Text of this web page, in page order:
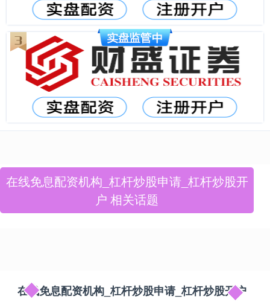
在线免息配资机构_杠杆炒股申请_杠杆炒股开
户 相关话题
在线免息配资机构_杠杆炒股申请_杠杆炒股开户